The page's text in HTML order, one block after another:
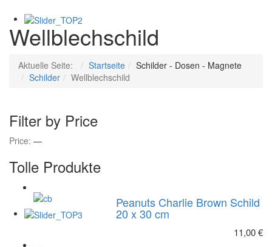
Wellblechschild
Aktuelle Seite: Startseite
Schilder - Dosen - Magnete
Schilder
Wellblechschild
Filter by Price
Price: —
Tolle Produkte
Peanuts Charlie Brown Schild
20 x 30 cm
11,00 €